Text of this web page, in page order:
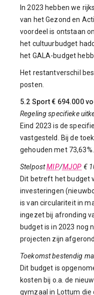
In 2023 hebben we
van het Gezond en
voordeel is ontstaan
het cultuurbudget
het GALA-budget
Het restantverschil
posten.
5.2 Sport € 694.000
Regeling specifieke
Eind 2023 is de
vastgesteld. Bij de
gehouden met 73,63%.
StelpostMIP/MJOP €
Dit betreft het budget
investeringen
is van circulariteit in
ingezet bij afronding
budget is in 2023 nog
projecten zijn afgerond.
Toekomst bestendig
Dit budget is
kosten bij o.a. de
gymzaal in Lottum die